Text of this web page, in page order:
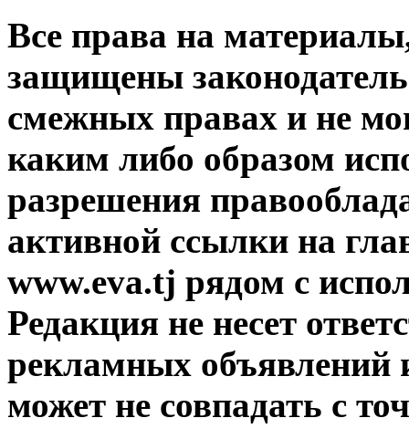
Все права на
защищены
смежных правах и не
каким либо образом
разрешения
активной ссылки на
www.eva.tj рядом с
Редакция не несет
рекламных объявлений
может не совпадать с